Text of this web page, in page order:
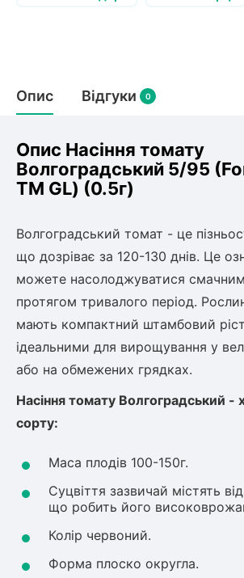
Мирт
Мушмула
Інжирний персик
Нектарин
Айва
Шовковиця
Обліпиха
Кизил
Смородина
Актинідія
Ківі
Пієріс Японський
Бересклет
Вейгела
Барбарис
Спірея
Азалія
Штамбові троянди
Бузок
Жасмин (Чубушник)
Будлея
Лавровишня
Кизильник
Бобовник (Жерновець)
Бузина
Багаторічні рослини
М'ята
Рубальні машини
Картоплесаджалки
Картоплекопалки
Сажалки для чеснока
Навантажувачі
Опис Відгуки 0
Опис Насіння томату
Волгоградський 5/95
TM GL) (0.5г)
Волгоградський томат - це
що дозріває за 120-130 днів. Це
можете насолоджуватися
протягом тривалого період.
мають компактний штамбовий
ідеальними для вирощування у
або на обмежених грядках.
Насіння томату Волгоградський -
сорту:
Маса плодів 100-150г.
Суцвіття зазвичай містять
що робить його
Колір червоний.
Форма плоско округла.